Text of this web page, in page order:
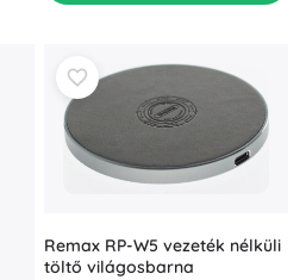
Remax RP-W5 vezeték nélküli
töltő világosbarna